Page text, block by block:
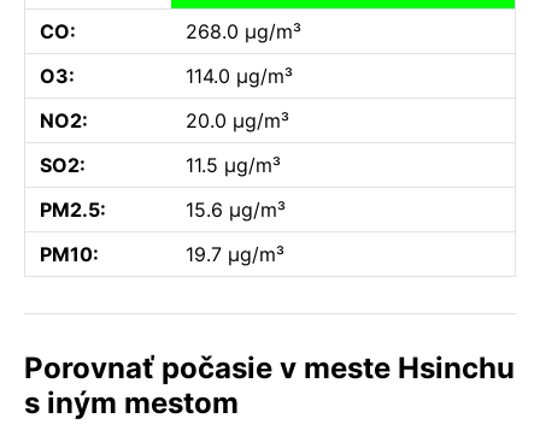
CO:
268.0 µg/m³
O3:
114.0 µg/m³
NO2:
20.0 µg/m³
SO2:
11.5 µg/m³
PM2.5:
15.6 µg/m³
PM10:
19.7 µg/m³
Porovnať počasie v meste Hsinchu
s iným mestom